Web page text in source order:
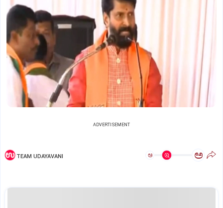
ADVERTISEMENT
TEAM UDAYAVANI ಅ ಅ